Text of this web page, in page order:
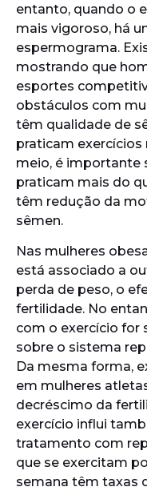
entanto, quando o
mais vigoroso, há
espermograma.
mostrando que
esportes
obstáculos com
têm qualidade de
praticam
meio, é importante
praticam mais do
têm redução da
sêmen.
Nas mulheres
está associado a
perda de peso, o
fertilidade. No
com o exercício for
sobre o sistema
Da mesma forma,
em mulheres
decréscimo da
exercício influi
tratamento com
que se exercitam
semana têm taxas